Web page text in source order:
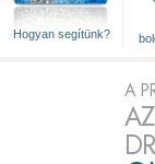
Hogyan segítünk?
A